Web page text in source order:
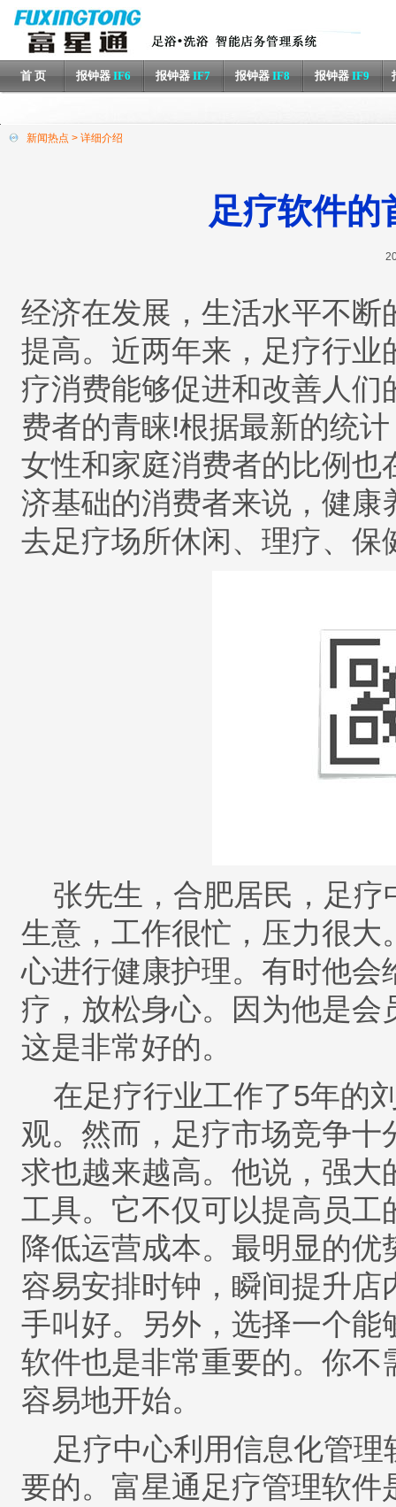
首 页 报钟器IF6 报钟器IF7 报钟器IF8 报钟器IF9
新闻热点 > 详细介绍
足疗软件的
经济在发展，生活水平不
提高。近两年来，足疗行
疗消费能够促进和改善人
费者的青睐!根据最新的统
女性和家庭消费者的比例
济基础的消费者来说，健
去足疗场所休闲、理疗、保
张先生，合肥居民，足
生意，工作很忙，压力很
心进行健康护理。有时他
疗，放松身心。因为他是
这是非常好的。
在足疗行业工作了5年的
观。然而，足疗市场竞争
求也越来越高。他说，强
工具。它不仅可以提高员
降低运营成本。最明显的
容易安排时钟，瞬间提升
手叫好。另外，选择一个
软件也是非常重要的。你
容易地开始。
足疗中心利用信息化管
要的。富星通足疗管理软